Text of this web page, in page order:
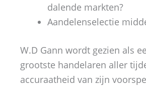
dalende markten?
Aandelenselectie
W.D Gann wordt gezien als
grootste handelaren aller
accuraatheid van zijn